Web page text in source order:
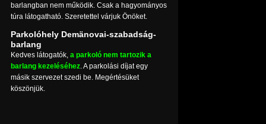
barlangban nem működik. Csak a hagyományos
túra látogatható. Szeretettel várjuk Önöket.
Parkolóhely Demänovai-szabadság-
barlang
Kedves látogatók, a parkoló nem tartozik a
barlang kezeléséhez. A parkolási díjat egy
másik szervezet szedi be. Megértésüket
köszönjük.